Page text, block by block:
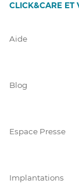
CLICK&CARE ET
Aide
Blog
Espace Presse
Implantations